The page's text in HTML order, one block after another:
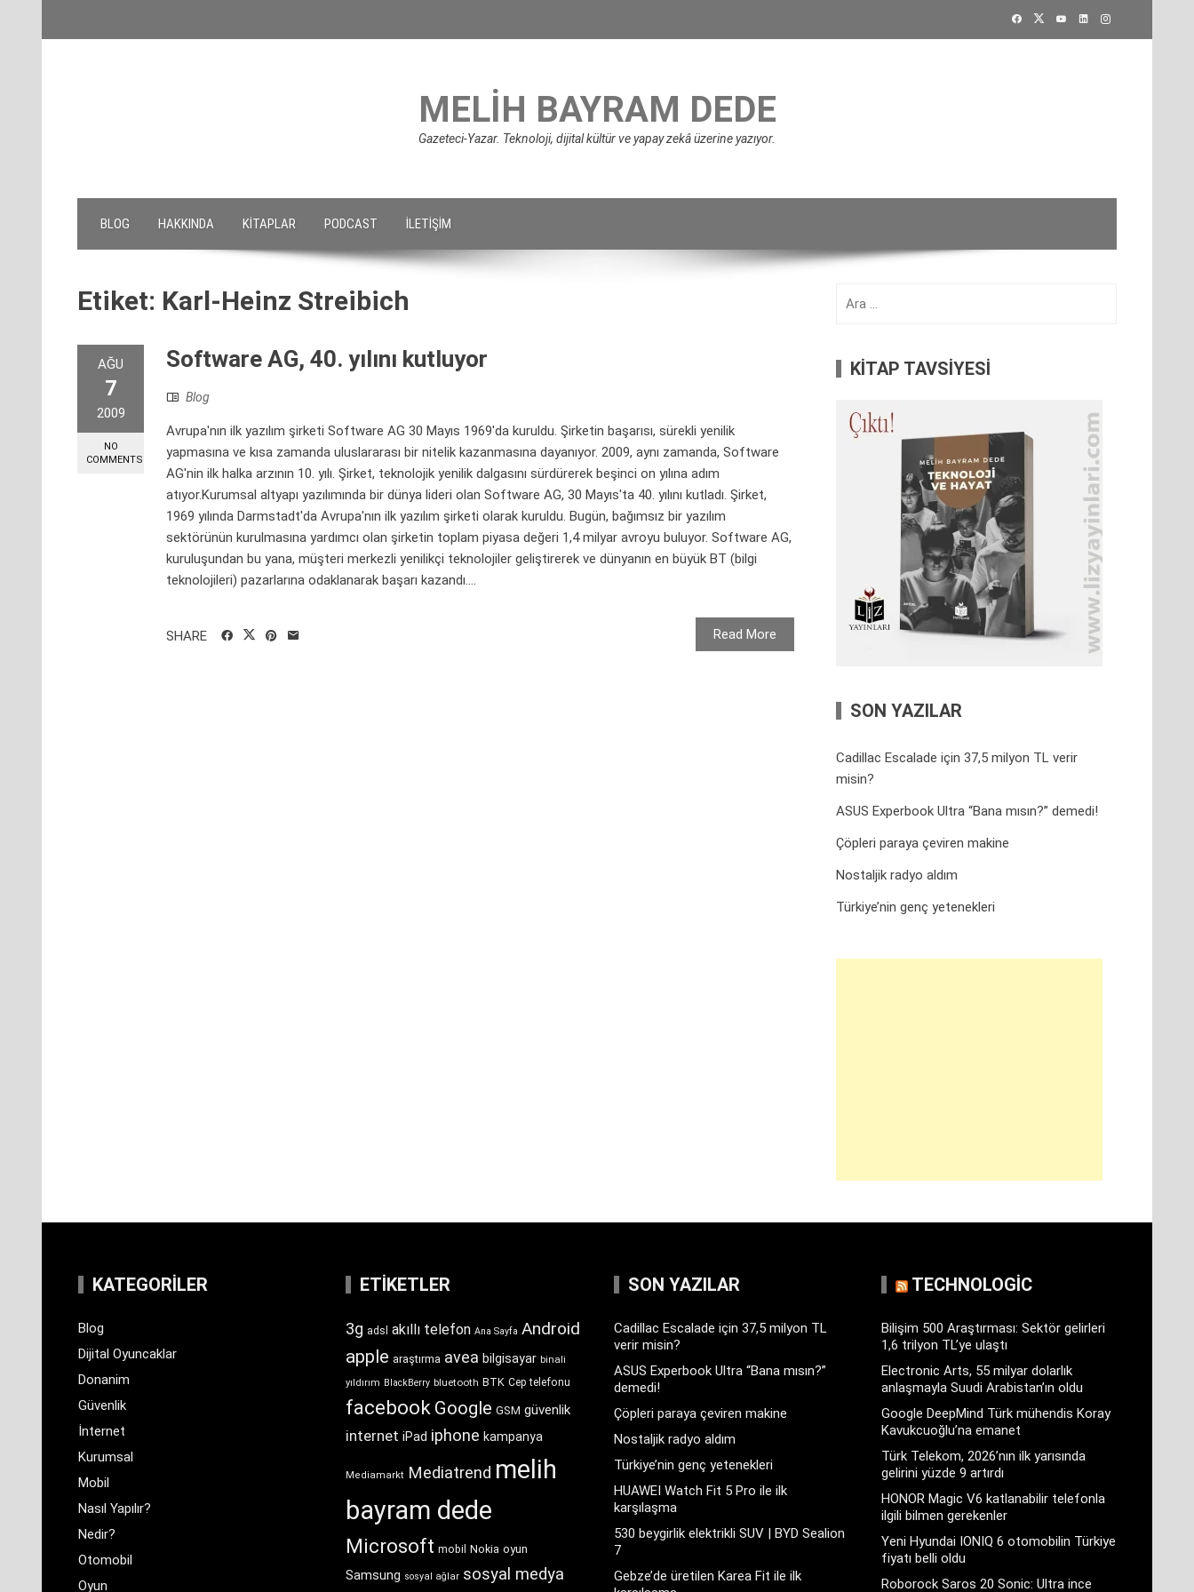
MELIH BAYRAM DEDE
Gazeteci-Yazar. Teknoloji, dijital kültür ve yapay zekâ üzerine yazıyor.
BLOG HAKKINDA KITAPLAR PODCAST İLETIŞIM
Etiket: Karl-Heinz Streibich
AĞU
7
2009
NO
COMMENTS
Software AG, 40. yılını kutluyor
Blog
Avrupa'nın ilk yazılım şirketi Software AG 30 Mayıs 1969'da kuruldu. Şirketin başarısı, sürekli yenilik
yapmasına ve kısa zamanda uluslararası bir nitelik kazanmasına dayanıyor. 2009, aynı zamanda, Software
AG'nin ilk halka arzının 10. yılı. Şirket, teknolojik yenilik dalgasını sürdürerek beşinci on yılına adım
atıyor.Kurumsal altyapı yazılımında bir dünya lideri olan Software AG, 30 Mayıs'ta 40. yılını kutladı. Şirket,
1969 yılında Darmstadt'da Avrupa'nın ilk yazılım şirketi olarak kuruldu. Bugün, bağımsız bir yazılım
sektörünün kurulmasına yardımcı olan şirketin toplam piyasa değeri 1,4 milyar avroyu buluyor. Software AG,
kuruluşundan bu yana, müşteri merkezli yenilikçi teknolojiler geliştirerek ve dünyanın en büyük BT (bilgi
teknolojileri) pazarlarına odaklanarak başarı kazandı....
Read More
SHARE
KİTAP TAVSİYESİ
SON YAZILAR
Cadillac Escalade için 37,5 milyon TL verir
misin?
ASUS Experbook Ultra “Bana mısın?” demedi!
Çöpleri paraya çeviren makine
Nostaljik radyo aldım
Türkiye’nin genç yetenekleri
KATEGORILER
Blog
Dijital Oyuncaklar
Donanim
Güvenlik
İnternet
Kurumsal
Mobil
Nasıl Yapılır?
Nedir?
Otomobil
Oyun
ETIKETLER
3g adsl akıllı telefon Ana Sayfa Android
apple araştırma avea bilgisayar binali
yıldırım BlackBerry bluetooth BTK Cep telefonu
facebook Google GSM güvenlik
internet iPad iphone kampanya
Mediamarkt Mediatrend melih
bayram dede
Microsoft mobil Nokia oyun
Samsung sosyal ağlar sosyal medya
SON YAZILAR
Cadillac Escalade için 37,5 milyon TL
verir misin?
ASUS Experbook Ultra “Bana mısın?”
demedi!
Çöpleri paraya çeviren makine
Nostaljik radyo aldım
Türkiye’nin genç yetenekleri
HUAWEI Watch Fit 5 Pro ile ilk
karşılaşma
530 beygirlik elektrikli SUV | BYD Sealion
7
Gebze’de üretilen Karea Fit ile ilk
TECHNOLOGIC
Bilişim 500 Araştırması: Sektör gelirleri
1,6 trilyon TL’ye ulaştı
Electronic Arts, 55 milyar dolarlık
anlaşmayla Suudi Arabistan’ın oldu
Google DeepMind Türk mühendis Koray
Kavukcuoğlu’na emanet
Türk Telekom, 2026’nın ilk yarısında
gelirini yüzde 9 artırdı
HONOR Magic V6 katlanabilir telefonla
ilgili bilmen gerekenler
Yeni Hyundai IONIQ 6 otomobilin Türkiye
fiyatı belli oldu
Roborock Saros 20 Sonic: Ultra ince